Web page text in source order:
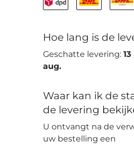
Hoe lang is de
Geschatte levering:
aug.
Waar kan ik de
de levering
U ontvangt na de
uw bestelling een